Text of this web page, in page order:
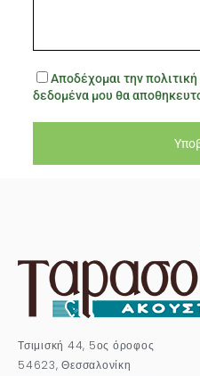
Αποδέχομαι την
δεδομένα μου θα
Τσιμισκή 44, 5ος όροφος
54623, Θεσσαλονίκη